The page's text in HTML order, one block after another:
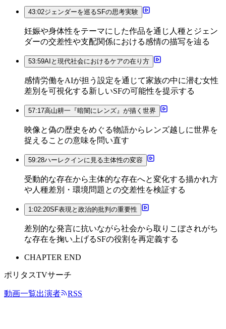
43:02ジェンダーを巡るSFの思考実験
妊娠や身体性をテーマにした作品を通じ人種とジェン
ダーの交差性や支配関係における感情の描写を辿る
53:59AIと現代社会におけるケアの在り方
感情労働をAIが担う設定を通じて家族の中に潜む女性
差別を可視化する新しいSFの可能性を提示する
57:17高山耕一『暗闇にレンズ』が描く世界
映像と偽の歴史をめぐる物語からレンズ越しに世界を
捉えることの意味を問い直す
59:28ハーレクインに見る主体性の変容
受動的な存在から主体的な存在へと変化する描かれ方
や人種差別・環境問題との交差性を検証する
1:02:20SF表現と政治的批判の重要性
差別的な発言に抗いながら社会から取りこぼされがち
な存在を掬い上げるSFの役割を再定義する
CHAPTER END
ポリタスTVサーチ
動画一覧出演者 RSS